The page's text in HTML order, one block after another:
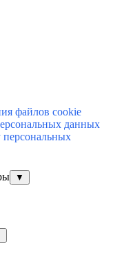
файлов cookie
данных
персональных
▼